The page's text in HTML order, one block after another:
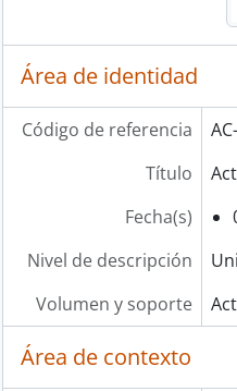
Área de identidad
Código de referencia
Título
Fecha(s)
Nivel de descripción
Volumen y soporte
Área de contexto